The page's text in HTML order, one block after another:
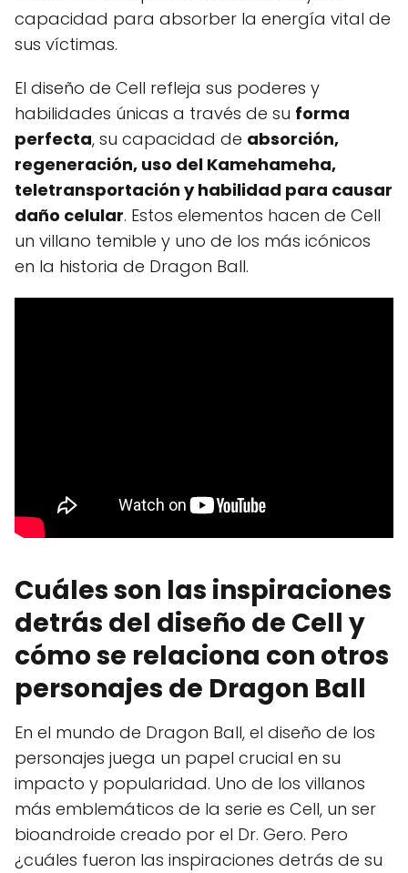
capacidad para absorber la energía vital de
sus víctimas.
El diseño de Cell refleja sus poderes y
habilidades únicas a través de su forma
perfecta, su capacidad de absorción,
regeneración, uso del Kamehameha,
teletransportación y habilidad para causar
daño celular. Estos elementos hacen de Cell
un villano temible y uno de los más icónicos
en la historia de Dragon Ball.
Cuáles son las inspiraciones
detrás del diseño de Cell y
cómo se relaciona con otros
personajes de Dragon Ball
En el mundo de Dragon Ball, el diseño de los
personajes juega un papel crucial en su
impacto y popularidad. Uno de los villanos
más emblemáticos de la serie es Cell, un ser
bioandroide creado por el Dr. Gero. Pero
¿cuáles fueron las inspiraciones detrás de su